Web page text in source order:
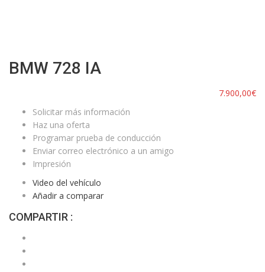
BMW 728 IA
7.900,00€
Solicitar más información
Haz una oferta
Programar prueba de conducción
Enviar correo electrónico a un amigo
Impresión
Video del vehículo
Añadir a comparar
COMPARTIR :